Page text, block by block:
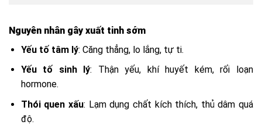
Nguyên nhân gây xuất tinh sớm
Yếu tố tâm lý: Căng thẳng, lo lắng, tự ti.
Yếu tố sinh lý: Thận yếu, khí huyết kém, rối loạn
hormone.
Thói quen xấu: Lạm dụng chất kích thích, thủ dâm quá
độ.